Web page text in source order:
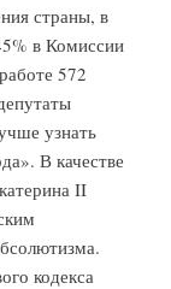
страны, в
в Комиссии
572
узнать
В качестве
II
кодекса